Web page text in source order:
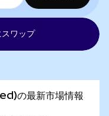
ワップ
の最新市場情報